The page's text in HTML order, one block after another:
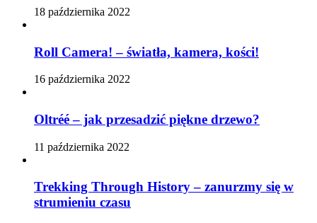
18 października 2022
Roll Camera! – światła, kamera, kości!
16 października 2022
Oltréé – jak przesadzić piękne drzewo?
11 października 2022
Trekking Through History – zanurzmy się w
strumieniu czasu